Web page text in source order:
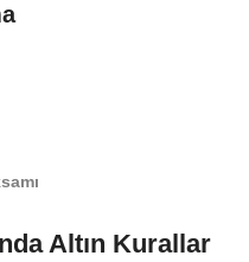
Altın Kurallar